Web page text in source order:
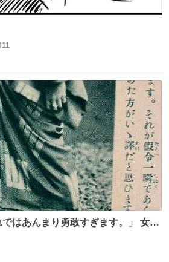
はあんまり勇敢すぎます。」 女性
ナーで、大股を「下品」や「はし
わず「勇敢すぎます」と洒落っ気